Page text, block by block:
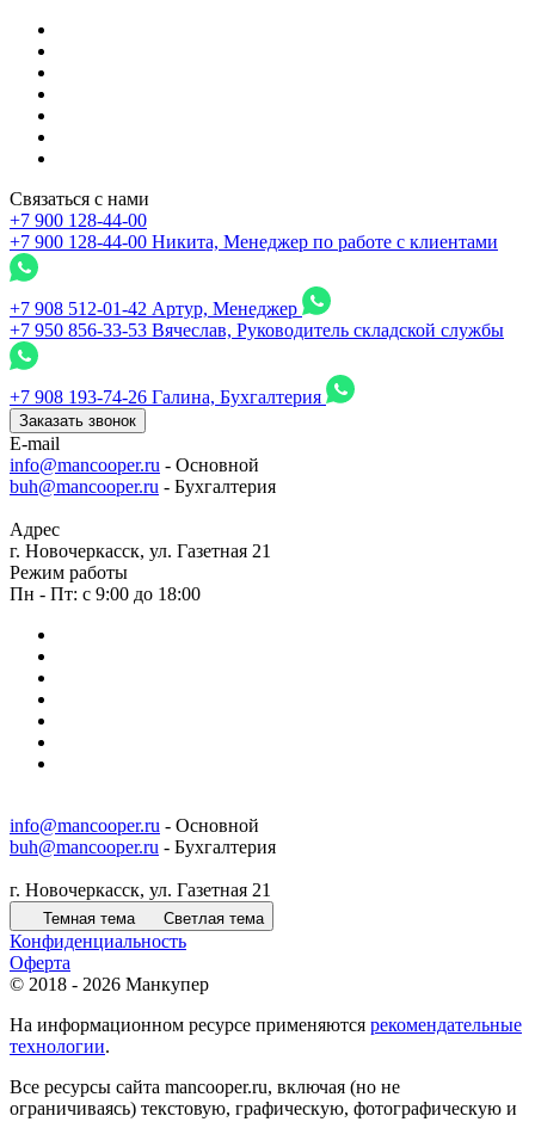
Связаться с нами
+7 900 128-44-00
+7 900 128-44-00 Никита, Менеджер по работе с клиентами
+7 908 512-01-42 Артур, Менеджер
+7 950 856-33-53 Вячеслав, Руководитель складской службы
+7 908 193-74-26 Галина, Бухгалтерия
Заказать звонок
E-mail
info@mancooper.ru - Основной
buh@mancooper.ru - Бухгалтерия
Адрес
г. Новочеркасск, ул. Газетная 21
Режим работы
Пн - Пт: с 9:00 до 18:00
info@mancooper.ru - Основной
buh@mancooper.ru - Бухгалтерия
г. Новочеркасск, ул. Газетная 21
Темная тема Светлая тема
Конфиденциальность
Оферта
© 2018 - 2026 Манкупер
На информационном ресурсе применяются рекомендательные
технологии.
Все ресурсы сайта mancooper.ru, включая (но не
ограничиваясь) текстовую, графическую, фотографическую и